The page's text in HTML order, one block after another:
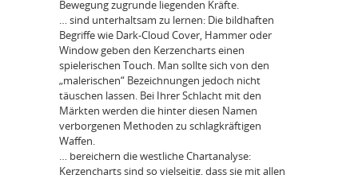
Bewegung zugrunde liegenden Kräfte.
… sind unterhaltsam zu lernen: Die bildhaften
Begriffe wie Dark-Cloud Cover, Hammer oder
Window geben den Kerzencharts einen
spielerischen Touch. Man sollte sich von den
„malerischen“ Bezeichnungen jedoch nicht
täuschen lassen. Bei Ihrer Schlacht mit den
Märkten werden die hinter diesen Namen
verborgenen Methoden zu schlagkräftigen
Waffen.
… bereichern die westliche Chartanalyse:
Kerzencharts sind so vielseitig, dass sie mit allen